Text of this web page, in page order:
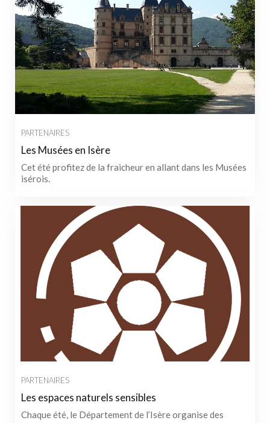
PARTENAIRES
Les Musées en Isère
Cet été profitez de la fraicheur en allant dans les Musées
isérois.
PARTENAIRES
Les espaces naturels sensibles
Chaque été, le Département de l’Isère organise des